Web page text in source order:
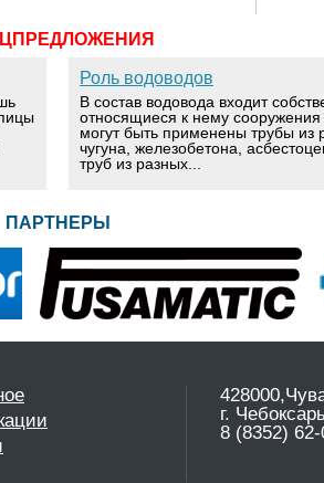
Роль водоводов
В состав водовода входит
относящиеся к нему
могут быть применены трубы из
чугуна, железобетона,
труб из разных...
ПАРТНЕРЫ
г.
8 (8352)